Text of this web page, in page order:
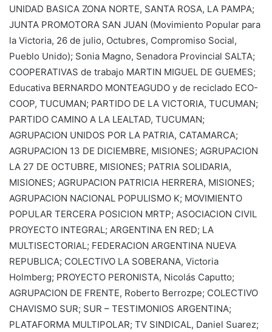
UNIDAD BASICA ZONA NORTE, SANTA ROSA, LA PAMPA;
JUNTA PROMOTORA SAN JUAN (Movimiento Popular para
la Victoria, 26 de julio, Octubres, Compromiso Social,
Pueblo Unido); Sonia Magno, Senadora Provincial SALTA;
COOPERATIVAS de trabajo MARTIN MIGUEL DE GUEMES;
Educativa BERNARDO MONTEAGUDO y de reciclado ECO-
COOP, TUCUMAN; PARTIDO DE LA VICTORIA, TUCUMAN;
PARTIDO CAMINO A LA LEALTAD, TUCUMAN;
AGRUPACION UNIDOS POR LA PATRIA, CATAMARCA;
AGRUPACION 13 DE DICIEMBRE, MISIONES; AGRUPACION
LA 27 DE OCTUBRE, MISIONES; PATRIA SOLIDARIA,
MISIONES; AGRUPACION PATRICIA HERRERA, MISIONES;
AGRUPACION NACIONAL POPULISMO K; MOVIMIENTO
POPULAR TERCERA POSICION MRTP; ASOCIACION CIVIL
PROYECTO INTEGRAL; ARGENTINA EN RED; LA
MULTISECTORIAL; FEDERACION ARGENTINA NUEVA
REPUBLICA; COLECTIVO LA SOBERANA, Victoria
Holmberg; PROYECTO PERONISTA, Nicolás Caputto;
AGRUPACION DE FRENTE, Roberto Berrozpe; COLECTIVO
CHAVISMO SUR; SUR – TESTIMONIOS ARGENTINA;
PLATAFORMA MULTIPOLAR; TV SINDICAL, Daniel Suarez;